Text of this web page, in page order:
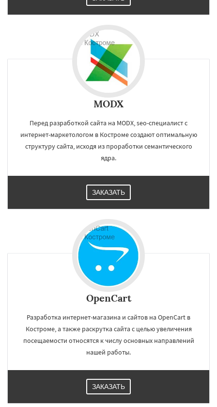
MODX
Перед разработкой сайта на MODX, seo-специалист с
интернет-маркетологом в Костроме создают оптимальную
структуру сайта, исходя из проработки семантического
ядра.
ЗАКАЗАТЬ
OpenCart
Разработка интернет-магазина и сайтов на OpenCart в
Костроме, а также раскрутка сайта с целью увеличения
посещаемости относятся к числу основных направлений
нашей работы.
ЗАКАЗАТЬ